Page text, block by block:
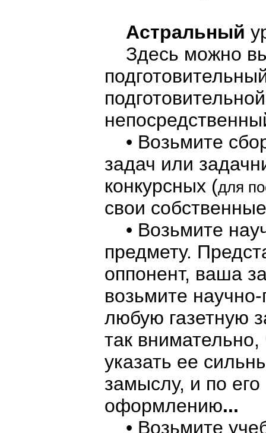
Астральный
Здесь можно
• Возьмите
задач или
конкурсных (для
свои собственные
• Возьмите
предмету.
оппонент, ваша
возьмите
любую газетную
так
указать ее
замыслу, и по
оформлению...
• Возьмите